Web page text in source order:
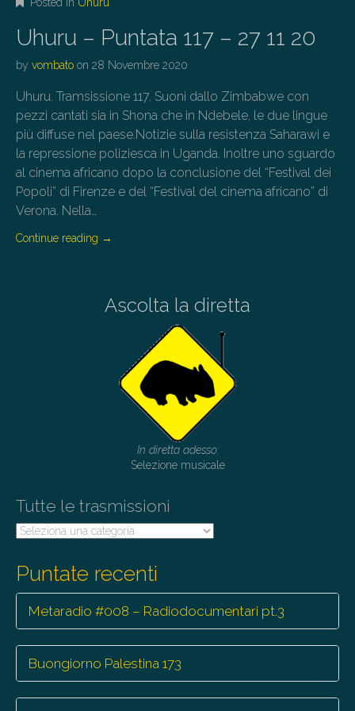
Uhuru – Puntata 117 – 27 11 20
by vombato on 28 Novembre 2020
Uhuru. Tramsissione 117. Suoni dallo Zimbabwe con
pezzi cantati sia in Shona che in Ndebele, le due lingue
più diffuse nel paese.Notizie sulla resistenza Saharawi e
la repressione poliziesca in Uganda. Inoltre uno sguardo
al cinema africano dopo la conclusione del “Festival dei
Popoli” di Firenze e del “Festival del cinema africano” di
Verona. Nella…
Continue reading →
Ascolta la diretta
In diretta adesso:
Selezione musicale
Tutte le trasmissioni
Tutte
Puntate recenti
Metaradio #008 – Radiodocumentari pt.3
Buongiorno Palestina 173